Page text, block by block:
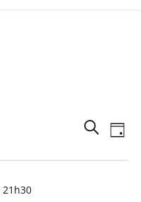
et de
Jour
21h30